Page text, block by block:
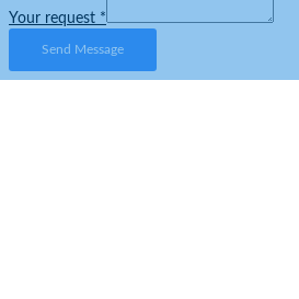
Your request *
Send Message